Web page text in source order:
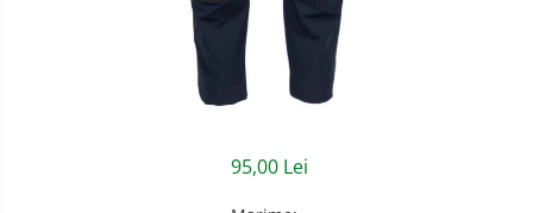
95,00 Lei